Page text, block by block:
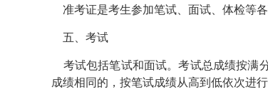
准考证是考生参加笔试、面试、体检等
五、考试
考试包括笔试和面试。考试总成绩按满
成绩相同的，按笔试成绩从高到低依次进行